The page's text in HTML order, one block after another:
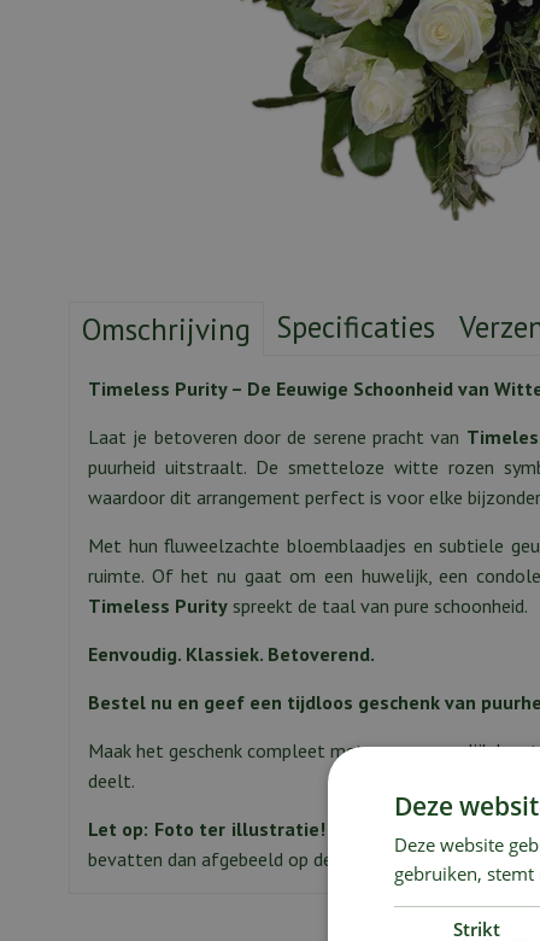
Omschrijving Specificaties
Timeless Purity – De Eeuwige Schoonheid van
Laat je betoveren door de serene pracht van
puurheid uitstraalt. De smetteloze witte rozen
waardoor dit arrangement perfect is voor elke
Met hun fluweelzachte bloemblaadjes en subtiele
ruimte. Of het nu gaat om een huwelijk, een
Timeless Purity spreekt de taal van pure schoonheid.
Eenvoudig. Klassiek. Betoverend.
Bestel nu en geef een tijdloos geschenk van
Maak het geschenk compleet met een persoonlijk
deelt.
Let op: Foto ter illustratie!
Afhankelijk van het
bevatten dan afgebeeld op de foto.
Deze
Deze website
gebruiken,
Strikt